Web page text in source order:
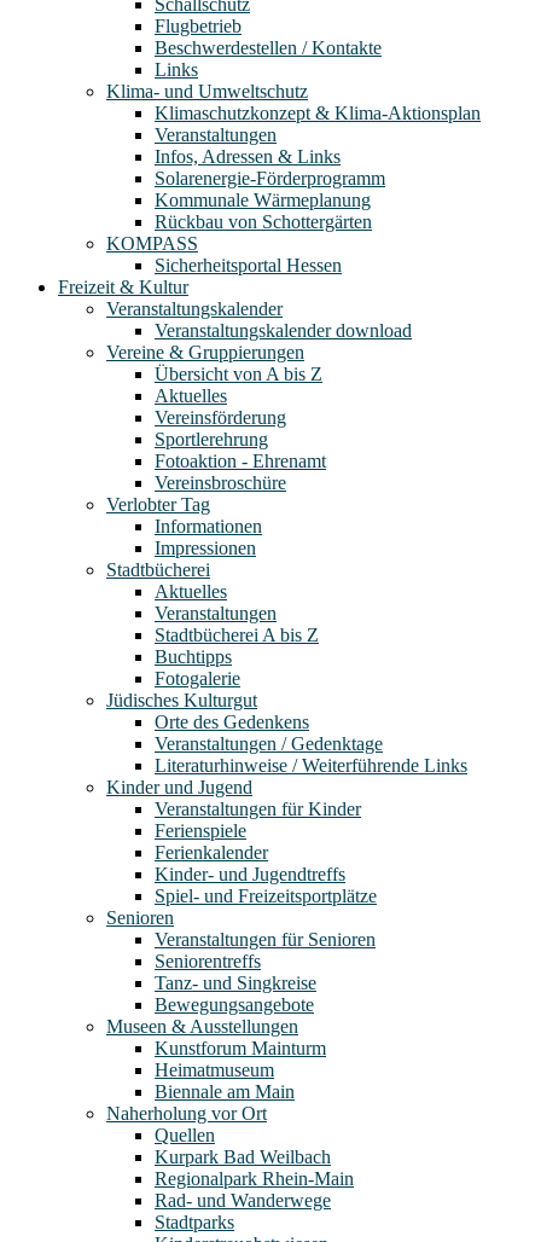
Schallschutz
Flugbetrieb
Beschwerdestellen / Kontakte
Links
Klima- und Umweltschutz
Klimaschutzkonzept & Klima-Aktionsplan
Veranstaltungen
Infos, Adressen & Links
Solarenergie-Förderprogramm
Kommunale Wärmeplanung
Rückbau von Schottergärten
KOMPASS
Sicherheitsportal Hessen
Freizeit & Kultur
Veranstaltungskalender
Veranstaltungskalender download
Vereine & Gruppierungen
Übersicht von A bis Z
Aktuelles
Vereinsförderung
Sportlerehrung
Fotoaktion - Ehrenamt
Vereinsbroschüre
Verlobter Tag
Informationen
Impressionen
Stadtbücherei
Aktuelles
Veranstaltungen
Stadtbücherei A bis Z
Buchtipps
Fotogalerie
Jüdisches Kulturgut
Orte des Gedenkens
Veranstaltungen / Gedenktage
Literaturhinweise / Weiterführende Links
Kinder und Jugend
Veranstaltungen für Kinder
Ferienspiele
Ferienkalender
Kinder- und Jugendtreffs
Spiel- und Freizeitsportplätze
Senioren
Veranstaltungen für Senioren
Seniorentreffs
Tanz- und Singkreise
Bewegungsangebote
Museen & Ausstellungen
Kunstforum Mainturm
Heimatmuseum
Biennale am Main
Naherholung vor Ort
Quellen
Kurpark Bad Weilbach
Regionalpark Rhein-Main
Rad- und Wanderwege
Stadtparks